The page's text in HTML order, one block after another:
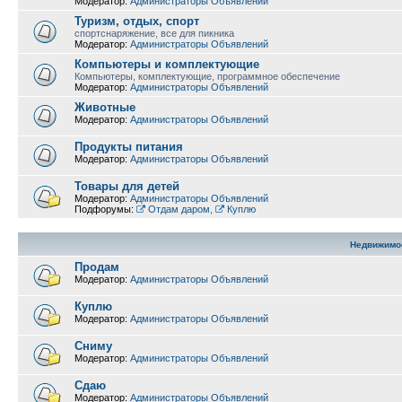
Туризм, отдых, спорт
спортснаряжение, все для пикника
Модератор: Администраторы Объявлений
Компьютеры и комплектующие
Компьютеры, комплектующие, программное обеспечение
Модератор: Администраторы Объявлений
Животные
Модератор: Администраторы Объявлений
Продукты питания
Модератор: Администраторы Объявлений
Товары для детей
Модератор: Администраторы Объявлений
Подфорумы:
Отдам даром Куплю
Продам
Модератор: Администраторы Объявлений
Куплю
Модератор: Администраторы Объявлений
Сниму
Модератор: Администраторы Объявлений
Сдаю
Модератор: Администраторы Объявлений